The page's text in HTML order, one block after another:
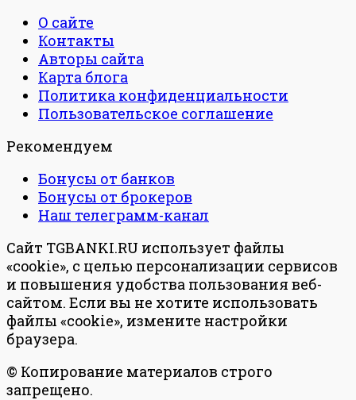
О сайте
Контакты
Авторы сайта
Карта блога
Политика конфиденциальности
Пользовательское соглашение
Рекомендуем
Бонусы от банков
Бонусы от брокеров
Наш телеграмм-канал
Сайт TGBANKI.RU использует файлы
«cookie», с целью персонализации сервисов
и повышения удобства пользования веб-
сайтом. Если вы не хотите использовать
файлы «cookie», измените настройки
браузера.
© Копирование материалов строго
запрещено.